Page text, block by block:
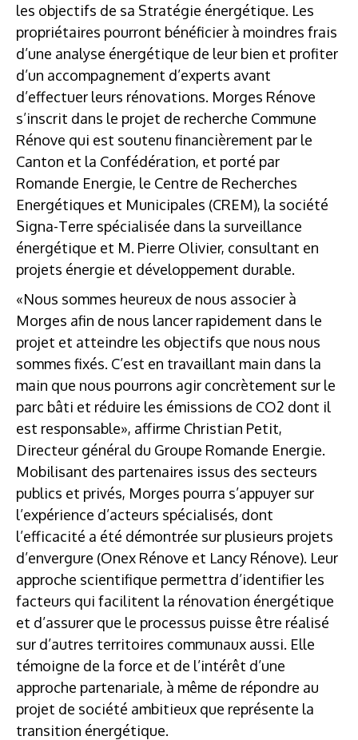
les objectifs de sa Stratégie énergétique. Les
propriétaires pourront bénéficier à moindres frais
d’une analyse énergétique de leur bien et profiter
d’un accompagnement d’experts avant
d’effectuer leurs rénovations. Morges Rénove
s’inscrit dans le projet de recherche Commune
Rénove qui est soutenu financièrement par le
Canton et la Confédération, et porté par
Romande Energie, le Centre de Recherches
Energétiques et Municipales (CREM), la société
Signa-Terre spécialisée dans la surveillance
énergétique et M. Pierre Olivier, consultant en
projets énergie et développement durable.
«Nous sommes heureux de nous associer à
Morges afin de nous lancer rapidement dans le
projet et atteindre les objectifs que nous nous
sommes fixés. C’est en travaillant main dans la
main que nous pourrons agir concrètement sur le
parc bâti et réduire les émissions de CO2 dont il
est responsable», affirme Christian Petit,
Directeur général du Groupe Romande Energie.
Mobilisant des partenaires issus des secteurs
publics et privés, Morges pourra s’appuyer sur
l’expérience d’acteurs spécialisés, dont
l’efficacité a été démontrée sur plusieurs projets
d’envergure (Onex Rénove et Lancy Rénove). Leur
approche scientifique permettra d’identifier les
facteurs qui facilitent la rénovation énergétique
et d’assurer que le processus puisse être réalisé
sur d’autres territoires communaux aussi. Elle
témoigne de la force et de l’intérêt d’une
approche partenariale, à même de répondre au
projet de société ambitieux que représente la
transition énergétique.